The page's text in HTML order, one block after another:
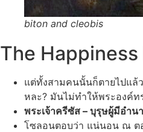
biton and cleobis
The
แต่ทั้งสามคนนั้นก็ตายไปแล้
หละ? มันไม่ทำให้พระองค์
พระเจ้าครีซัส – บุรุษผู้มีอำ
โซลอนตอบว่า แน่นอน ณ ต